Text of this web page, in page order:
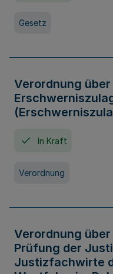
Gesetz
Verordnung
In Kraft
Verordnung
Verordnung
Prüfung der
Justizfachwirte